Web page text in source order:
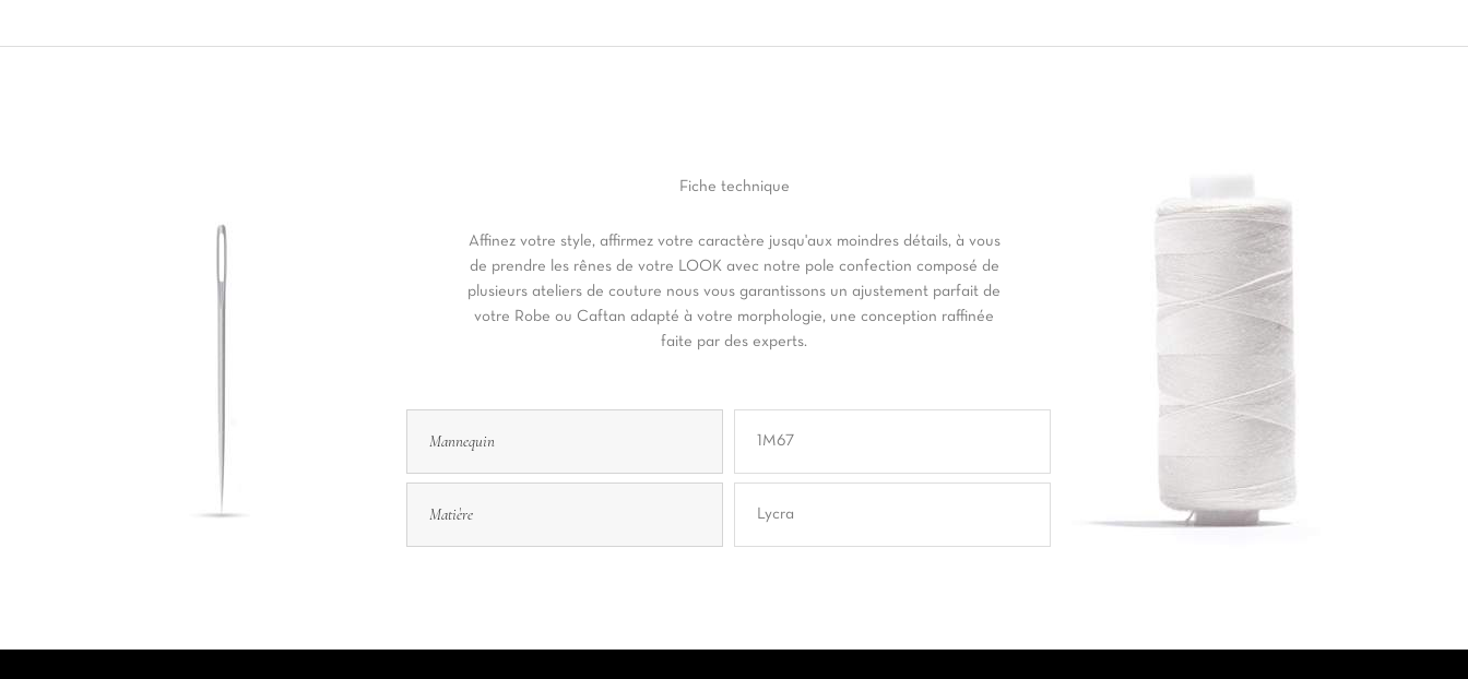
Fiche technique
Affinez votre style, affirmez votre caractère jusqu'aux moindres détails, à vous
de prendre les rênes de votre LOOK avec notre pole confection composé de
plusieurs ateliers de couture nous vous garantissons un ajustement parfait de
votre Robe ou Caftan adapté à votre morphologie, une conception raffinée
faite par des experts.
Mannequin 1M67
Matière Lycra